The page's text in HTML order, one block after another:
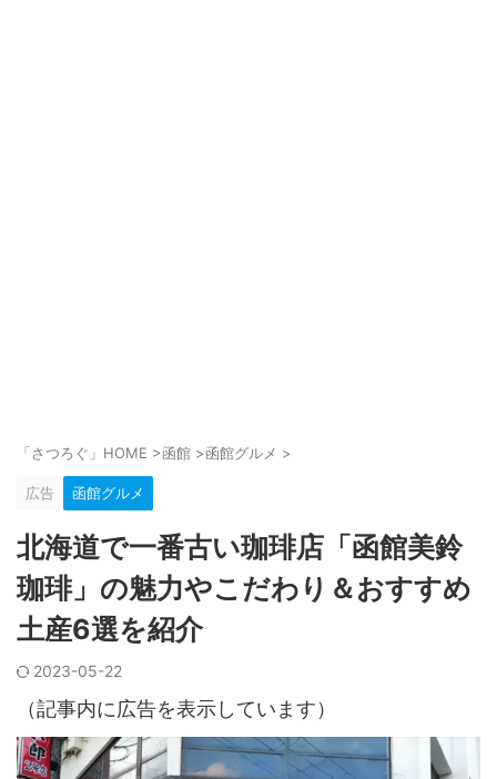
「さつろぐ」HOME >函館 >函館グルメ >
広告 函館グルメ
北海道で一番古い珈琲店「函館美鈴
珈琲」の魅力やこだわり＆おすすめ
土産6選を紹介
2023-05-22
（記事内に広告を表示しています）